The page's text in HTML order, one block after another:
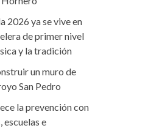
2026 ya se vive en
de primer nivel
y la tradición
un muro de
San Pedro
la prevención con
escuelas e